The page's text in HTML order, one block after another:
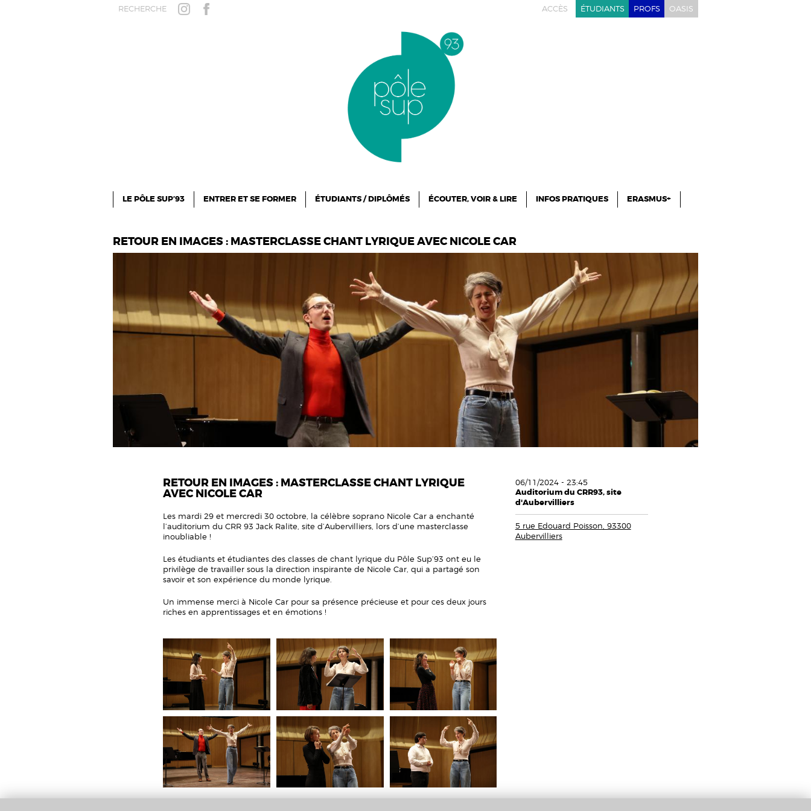
Aller au contenu principal ACCÈS ÉTUDIANTS PROFS OASIS
RECHERCHE INSTAGRAMFACEBOOK
LE PÔLE SUP’93 ENTRER ET SE FORMER ÉTUDIANTS / DIPLÔMÉS ÉCOUTER, VOIR & LIRE INFOS PRATIQUES ERASMUS+
RETOUR EN IMAGES : MASTERCLASSE CHANT LYRIQUE AVEC NICOLE CAR
RETOUR EN IMAGES : MASTERCLASSE CHANT LYRIQUE
AVEC NICOLE CAR
Les mardi 29 et mercredi 30 octobre, la célèbre soprano Nicole Car a enchanté
l’auditorium du CRR 93 Jack Ralite, site d’Aubervilliers, lors d’une masterclasse
inoubliable !
Les étudiants et étudiantes des classes de chant lyrique du Pôle Sup’93 ont eu le
privilège de travailler sous la direction inspirante de Nicole Car, qui a partagé son
savoir et son expérience du monde lyrique.
Un immense merci à Nicole Car pour sa présence précieuse et pour ces deux jours
riches en apprentissages et en émotions !
06/11/2024 - 23:45
Auditorium du CRR93, site
d'Aubervilliers
5 rue Edouard Poisson, 93300
Aubervilliers